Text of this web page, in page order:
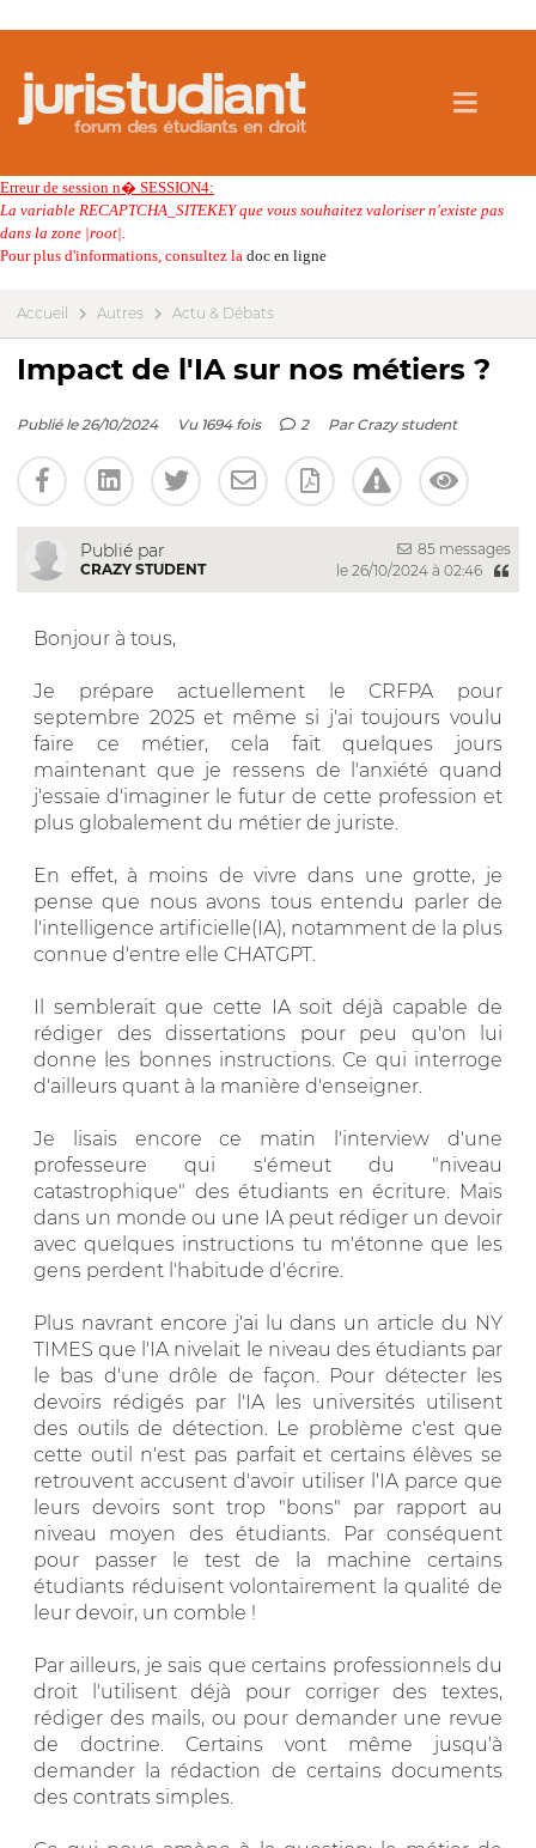
Erreur de session n� SESSION4:
La variable RECAPTCHA_SITEKEY que vous souhaitez valoriser n'existe pas
dans la zone |root|.
Pour plus d'informations, consultez la doc en ligne
Accueil Autres Actu & Débats
Impact de l'IA sur nos métiers ?
Publié le 26/10/2024 Vu 1694 fois 2 Par Crazy student
Publié par
CRAZY STUDENT
85 messages
le 26/10/2024 à 02:46
Bonjour à tous,
Je prépare actuellement le CRFPA pour
septembre 2025 et même si j'ai toujours voulu
faire ce métier, cela fait quelques jours
maintenant que je ressens de l'anxiété quand
j'essaie d'imaginer le futur de cette profession et
plus globalement du métier de juriste.
En effet, à moins de vivre dans une grotte, je
pense que nous avons tous entendu parler de
l'intelligence artificielle(IA), notamment de la plus
connue d'entre elle CHATGPT.
Il semblerait que cette IA soit déjà capable de
rédiger des dissertations pour peu qu'on lui
donne les bonnes instructions. Ce qui interroge
d'ailleurs quant à la manière d'enseigner.
Je lisais encore ce matin l'interview d'une
professeure qui s'émeut du "niveau
catastrophique" des étudiants en écriture. Mais
dans un monde ou une IA peut rédiger un devoir
avec quelques instructions tu m'étonne que les
gens perdent l'habitude d'écrire.
Plus navrant encore j'ai lu dans un article du NY
TIMES que l'IA nivelait le niveau des étudiants par
le bas d'une drôle de façon. Pour détecter les
devoirs rédigés par l'IA les universités utilisent
des outils de détection. Le problème c'est que
cette outil n'est pas parfait et certains élèves se
retrouvent accusent d'avoir utiliser l'IA parce que
leurs devoirs sont trop "bons" par rapport au
niveau moyen des étudiants. Par conséquent
pour passer le test de la machine certains
étudiants réduisent volontairement la qualité de
leur devoir, un comble !
Par ailleurs, je sais que certains professionnels du
droit l'utilisent déjà pour corriger des textes,
rédiger des mails, ou pour demander une revue
de doctrine. Certains vont même jusqu'à
demander la rédaction de certains documents
des contrats simples.